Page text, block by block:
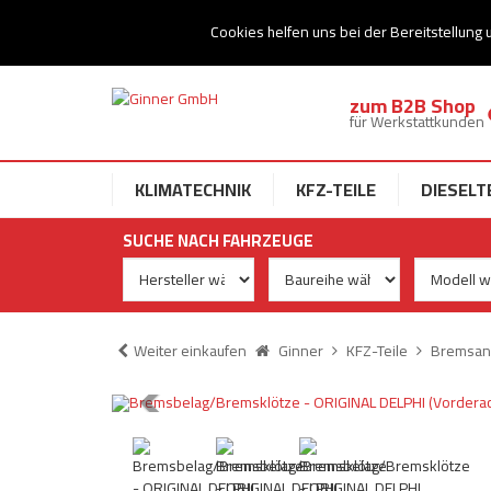
Cookies helfen uns bei der Bereitstellung
Ihr Speziallist für Dieseltechnik
zum B2B Shop
für Werkstattkunden
KLIMATECHNIK KFZ-TEILE
SUCHE NACH FAHRZEUGE
Weiter einkaufen Ginner KFZ-Teile